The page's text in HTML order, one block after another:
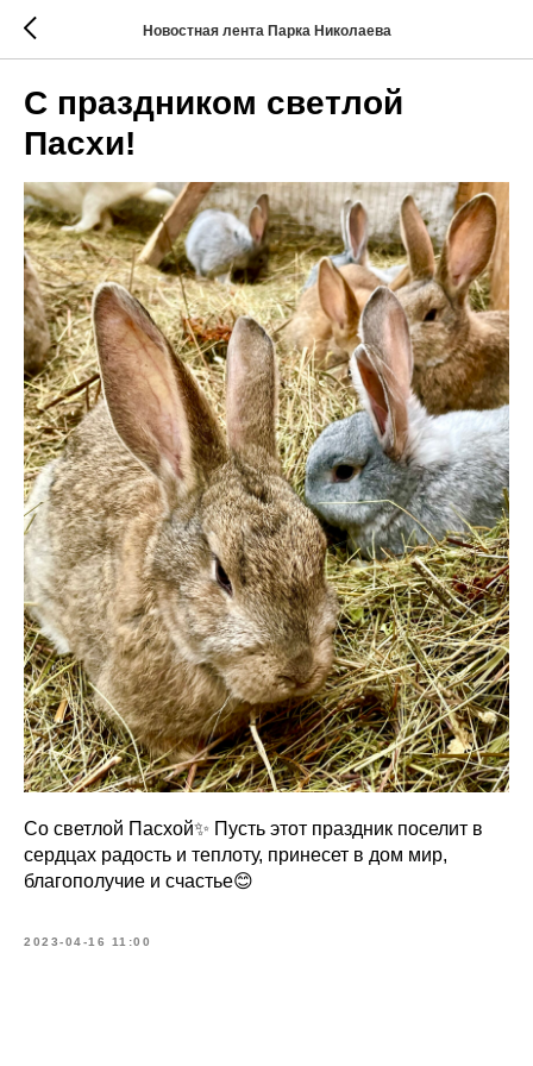
Новостная лента Парка Николаева
С праздником светлой
Пасхи!
Со светлой Пасхой✨ Пусть этот праздник поселит в
сердцах радость и теплоту, принесет в дом мир,
благополучие и счастье😊
2023-04-16 11:00